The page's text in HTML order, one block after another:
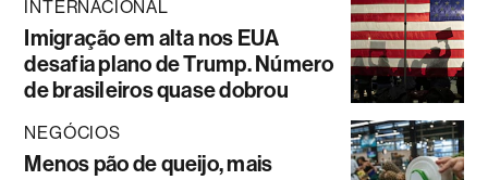
INTERNACIONAL
Imigração em alta nos EUA
desafia plano de Trump. Número
de brasileiros quase dobrou
NEGÓCIOS
Menos pão de queijo, mais